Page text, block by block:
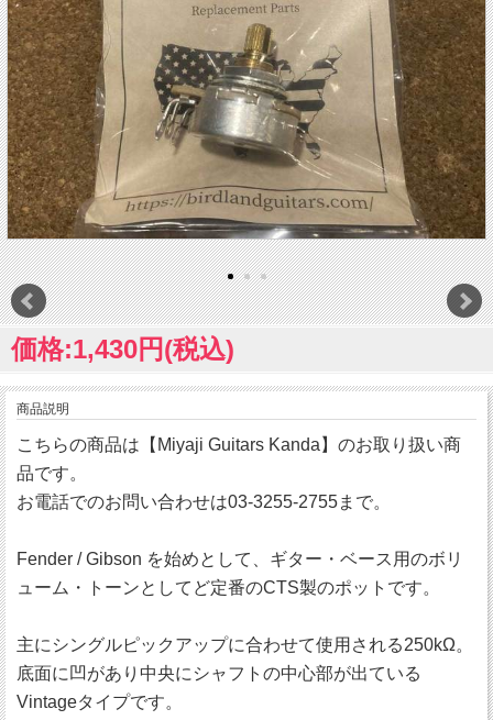
価格:1,430円(税込)
商品説明
こちらの商品は【Miyaji Guitars Kanda】のお取り扱い商
品です。
お電話でのお問い合わせは03-3255-2755まで。
Fender / Gibson を始めとして、ギター・ベース用のボリ
ューム・トーンとしてど定番のCTS製のポットです。
主にシングルピックアップに合わせて使用される250kΩ。
底面に凹があり中央にシャフトの中心部が出ている
Vintageタイプです。